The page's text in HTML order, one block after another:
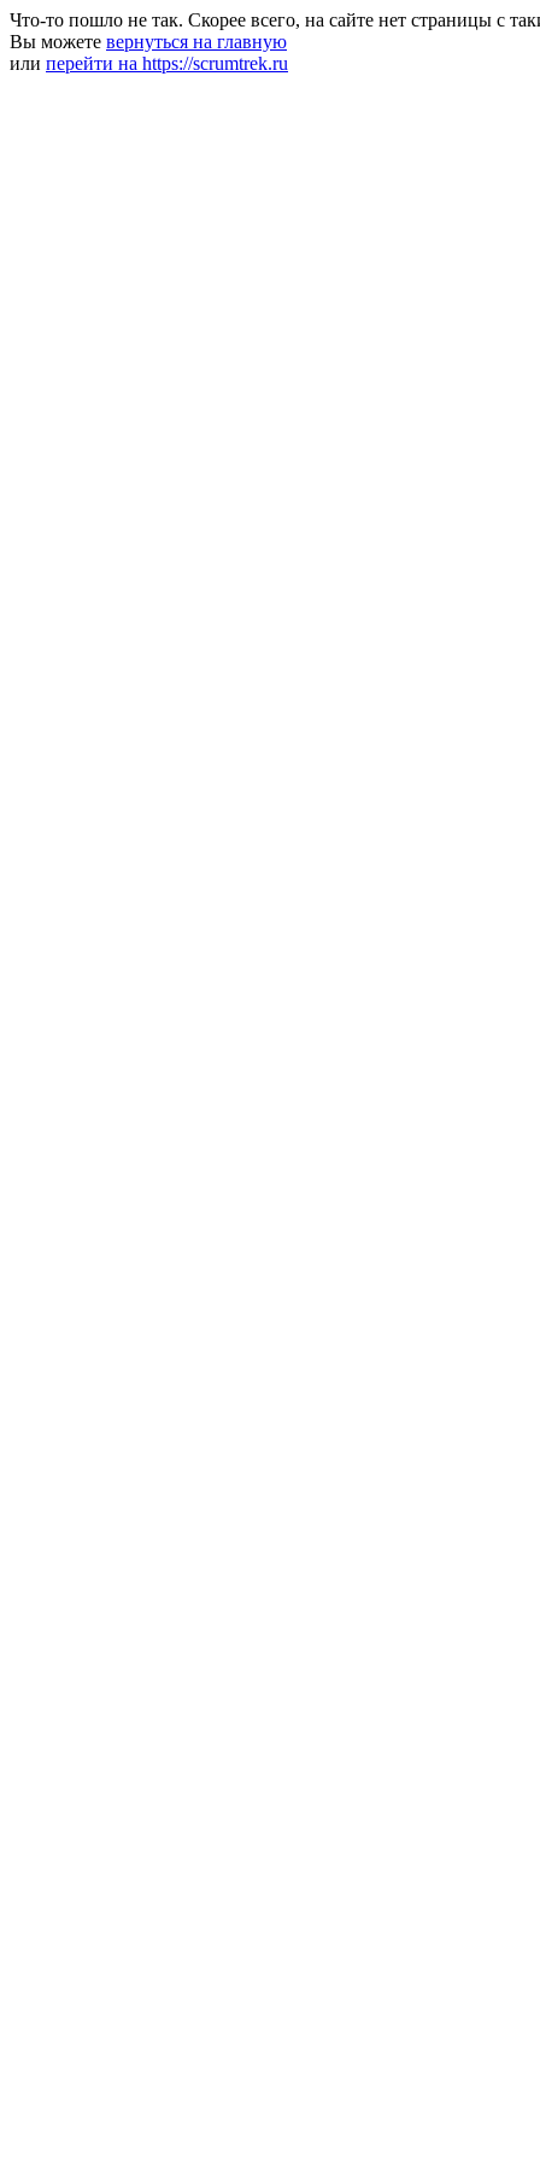
Что-то пошло не так. Скорее всего, на сайте нет страницы с
Вы можете вернуться на главную
или перейти на https://scrumtrek.ru